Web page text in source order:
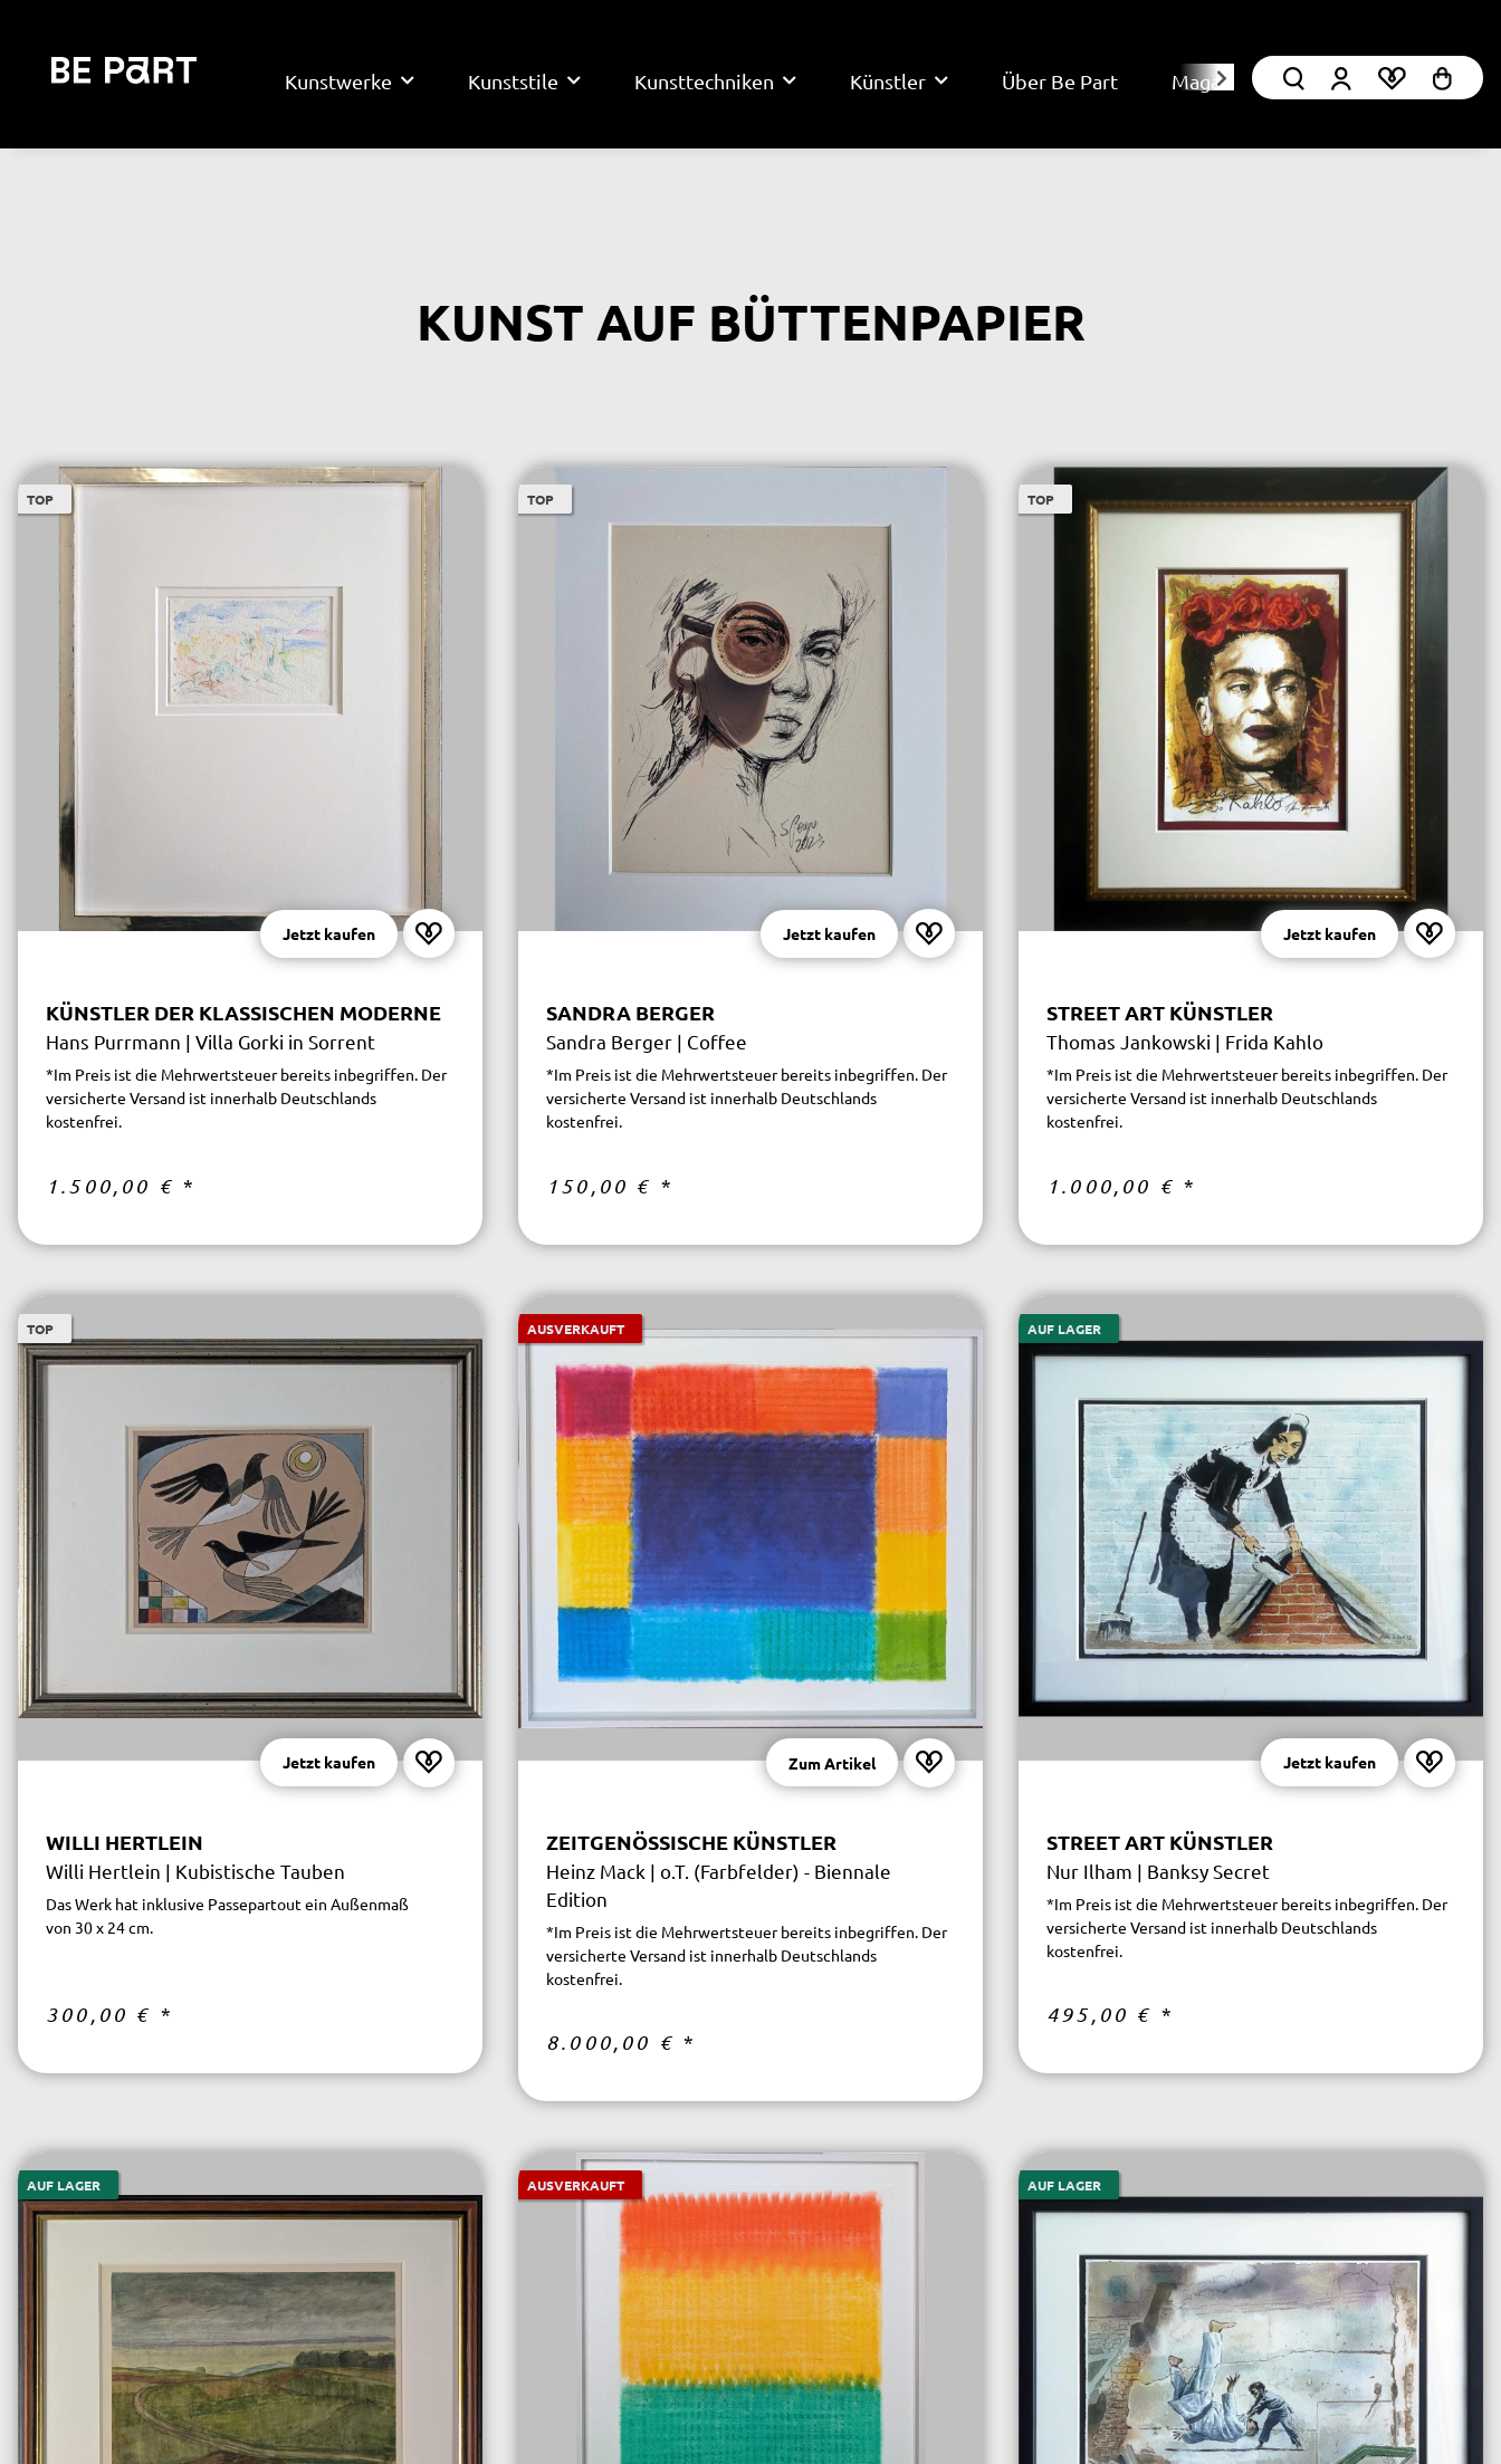
Kunstwerke Kunststile Kunsttechniken Künstler Über Be Part Magazin
KUNST AUF BÜTTENPAPIER
TOP
Jetzt kaufen
KÜNSTLER DER KLASSISCHEN MODERNE
Hans Purrmann | Villa Gorki in Sorrent
*Im Preis ist die Mehrwertsteuer bereits inbegriffen. Der
versicherte Versand ist innerhalb Deutschlands
kostenfrei.
1.500,00 € *
TOP
Jetzt kaufen
SANDRA BERGER
Sandra Berger | Coffee
*Im Preis ist die Mehrwertsteuer bereits inbegriffen. Der
versicherte Versand ist innerhalb Deutschlands
kostenfrei.
150,00 € *
TOP
Jetzt kaufen
STREET ART KÜNSTLER
Thomas Jankowski | Frida Kahlo
*Im Preis ist die Mehrwertsteuer bereits inbegriffen. Der
versicherte Versand ist innerhalb Deutschlands
kostenfrei.
1.000,00 € *
TOP
Jetzt kaufen
WILLI HERTLEIN
Willi Hertlein | Kubistische Tauben
Das Werk hat inklusive Passepartout ein Außenmaß
von 30 x 24 cm.
300,00 € *
AUSVERKAUFT
Zum Artikel
ZEITGENÖSSISCHE KÜNSTLER
Heinz Mack | o.T. (Farbfelder) - Biennale
Edition
*Im Preis ist die Mehrwertsteuer bereits inbegriffen. Der
versicherte Versand ist innerhalb Deutschlands
kostenfrei.
8.000,00 € *
AUF LAGER
Jetzt kaufen
STREET ART KÜNSTLER
Nur Ilham | Banksy Secret
*Im Preis ist die Mehrwertsteuer bereits inbegriffen. Der
versicherte Versand ist innerhalb Deutschlands
kostenfrei.
495,00 € *
AUF LAGER AUSVERKAUFT AUF LAGER